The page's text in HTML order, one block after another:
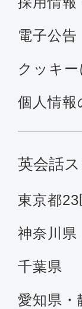
電子公告
クッキ
個人情報
英会話
東京都23
神奈川県
千葉県
愛知県・